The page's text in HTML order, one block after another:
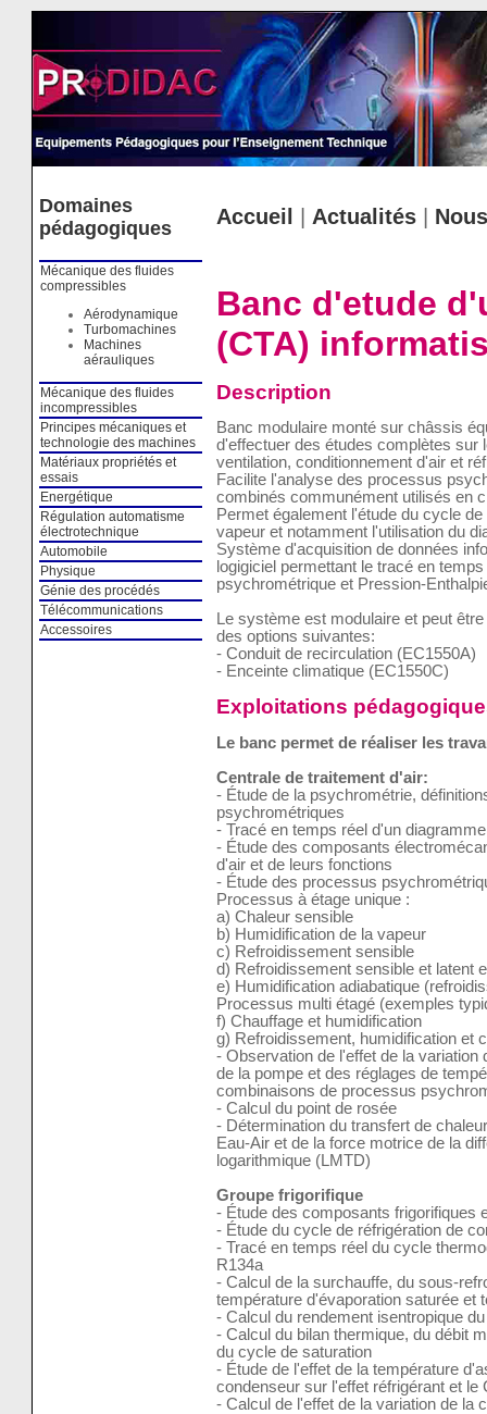
Domaines
pédagogiques
Mécanique des fluides
compressibles
Aérodynamique
Turbomachines
Machines
aérauliques
Mécanique des fluides
incompressibles
Principes mécaniques et
technologie des machines
Matériaux propriétés et
essais
Energétique
Régulation automatisme
électrotechnique
Automobile
Physique
Génie des procédés
Télécommunications
Accessoires
Accueil Actualités|
Banc d'etude
(CTA)
Description
Banc modulaire monté sur châssis
d'effectuer des études complètes sur
ventilation, conditionnement d'air et
Facilite l'analyse des processus
combinés communément utilisés en
Permet également l'étude du cycle
vapeur et notamment l'utilisation du
Système d'acquisition de données
logigiciel permettant le tracé en
psychrométrique et Pression-
Le système est modulaire et peut
des options suivantes:
- Conduit de recirculation (EC1550A)
- Enceinte climatique (EC1550C)
Exploitations
Le banc permet de réaliser les
Centrale de traitement d'air:
- Étude de la psychrométrie,
psychrométriques
- Tracé en temps réel d'un
- Étude des composants
d'air et de leurs fonctions
- Étude des processus
Processus à étage unique :
a) Chaleur sensible
b) Humidification de la vapeur
c) Refroidissement sensible
d) Refroidissement sensible et latent
e) Humidification adiabatique
Processus multi étagé (exemples
f) Chauffage et humidification
g) Refroidissement, humidification et
- Observation de l'effet de la variation
de la pompe et des réglages de
combinaisons de processus
- Calcul du point de rosée
- Détermination du transfert de
Eau-Air et de la force motrice de la
logarithmique (LMTD)
Groupe frigorifique
- Étude des composants frigorifiques
- Étude du cycle de réfrigération de
- Tracé en temps réel du cycle
R134a
- Calcul de la surchauffe, du sous-
température d'évaporation saturée et
- Calcul du rendement isentropique
- Calcul du bilan thermique, du débit
du cycle de saturation
- Étude de l'effet de la température
condenseur sur l'effet réfrigérant et le
- Calcul de l'effet de la variation de la
Cookies management panel